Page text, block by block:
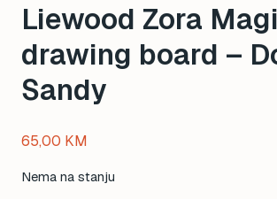
Liewood Zora
drawing board –
Sandy
65,00 KM
Nema na stanju